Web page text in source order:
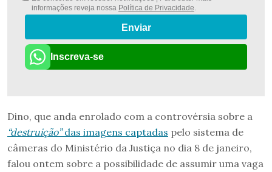
informações reveja nossa Política de Privacidade
Enviar
Inscreva-se
Dino, que anda enrolado com a controvérsia sobre a
“destruição”das imagens captadas pelo sistema de
câmeras do Ministério da Justiça no dia 8 de janeiro,
falou ontem sobre a possibilidade de assumir uma vaga